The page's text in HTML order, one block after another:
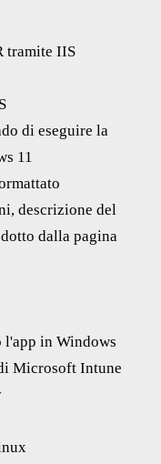
tramite IIS
di eseguire la
11
descrizione del
dalla pagina
l'app in Windows
Microsoft Intune